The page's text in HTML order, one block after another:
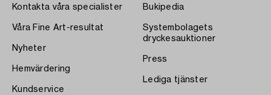
Kontakta våra specialister
Våra Fine Art-resultat
Nyheter
Hemvärdering
Kundservice
Bukipedia
Systembolagets
dryckesauktioner
Press
Lediga tjänster